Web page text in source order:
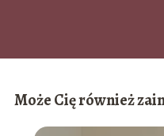
Może Cię również